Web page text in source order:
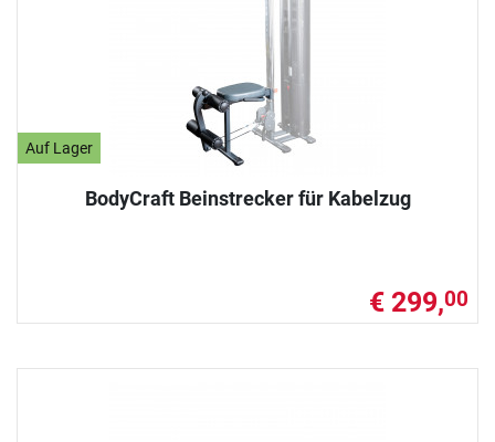
Auf Lager
BodyCraft Beinstrecker für Kabelzug
€ 299,00